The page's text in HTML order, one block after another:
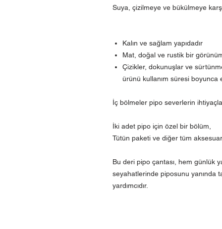
Suya, çizilmeye ve bükülmeye
Kalın ve sağlam yapıdadır
Mat, doğal ve rustik bir
Çizikler, dokunuşlar ve
ürünü kullanım süresi
İç bölmeler pipo severlerin
İki adet pipo için özel bir bölüm,
Tütün paketi ve diğer tüm
Bu deri pipo çantası, hem günlük
seyahatlerinde piposunu yanında
yardımcıdır.